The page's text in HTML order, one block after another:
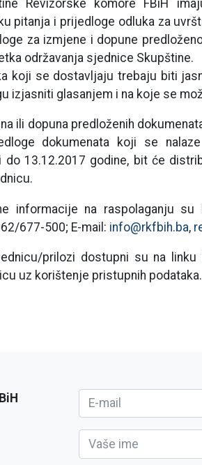
Revizorske komore FBiH
pitanja i prijedloge odluka za
za izmjene i dopune
održavanja sjednice Skupštine.
koji se dostavljaju trebaju biti
izjasniti glasanjem i na koje se
ili dopuna predloženih
dokumenata koji se
13.12.2017 godine, bit će
informacije na raspolaganju su
677-500; E-mail: info@rkfbih.ba,
prilozi dostupni su na
uz korištenje pristupnih podataka.